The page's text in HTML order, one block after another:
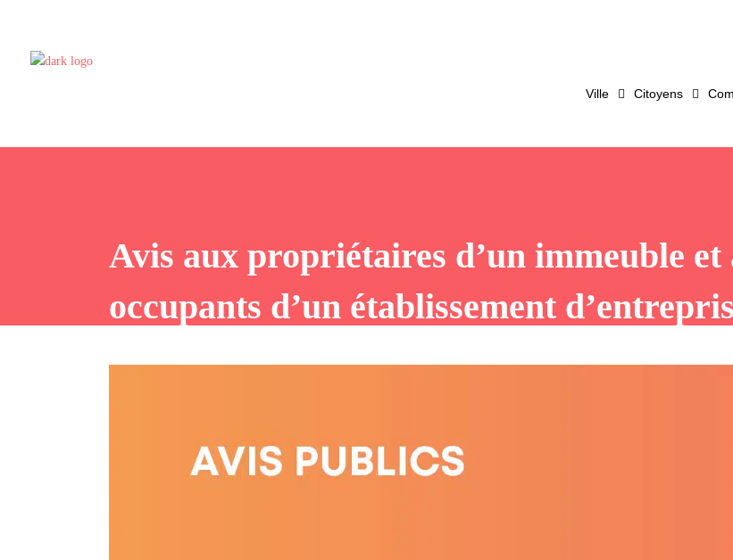
Ville Citoyens
Avis aux propriétaires d’un immeuble et
occupants d’un établissement